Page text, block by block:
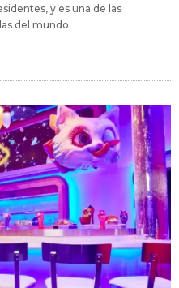
y es una de las
del mundo.